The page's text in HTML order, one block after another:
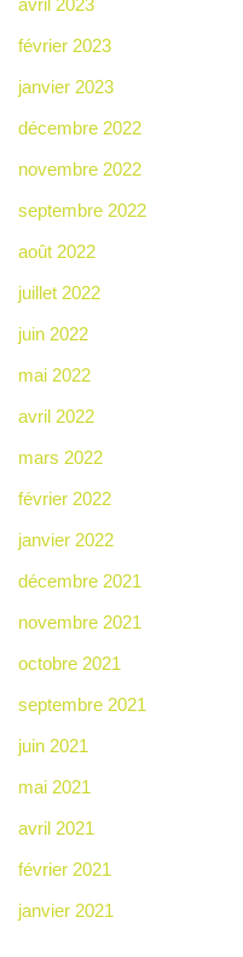
avril 2023
février 2023
janvier 2023
décembre 2022
novembre 2022
septembre 2022
août 2022
juillet 2022
juin 2022
mai 2022
avril 2022
mars 2022
février 2022
janvier 2022
décembre 2021
novembre 2021
octobre 2021
septembre 2021
juin 2021
mai 2021
avril 2021
février 2021
janvier 2021